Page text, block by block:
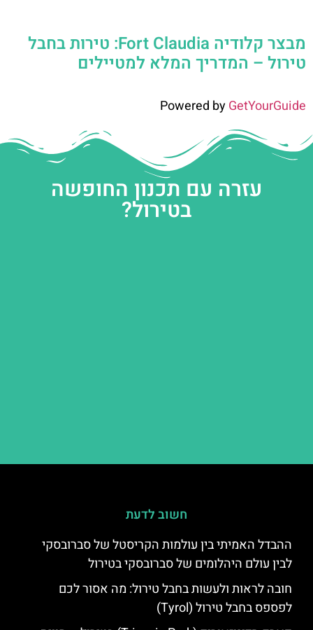
מבצר קלודיה Fort Claudia: טירות בחבל
טירול – המדריך המלא למטיילים
Powered byGetYourGuide
עזרה עם תכנון החופשה
בטירול?
חשוב לדעת
ההבדל האמיתי בין עולמות הקריסטל של סברובסקי
לבין עולם היהלומים של סברובסקי בטירול
חובה לראות ולעשות בחבל טירול: מה אסור לכם
לפספס בחבל טירול (Tyrol)